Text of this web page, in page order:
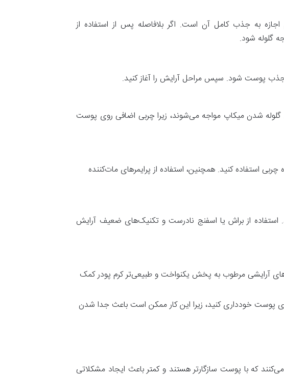
به جذب کامل آن است. اگر بلافاصله پس از استفاده از
گلوله شود.
گلوله شدن میکاپ مواجه می‌شوند، زیرا چربی اضافی روی پوست
استفاده کنید. همچنین، استفاده از پرایمرهای مات‌کننده
استفاده از براش یا اسفنج نادرست و تکنیک‌های ضعیف آرایش
آرایشی مرطوب به پخش یکنواخت و طبیعی‌تر کرم پودر کمک
پوست خودداری کنید، زیرا این کار ممکن است باعث جدا شدن
که با پوست سازگارتر هستند و کمتر باعث ایجاد مشکلاتی